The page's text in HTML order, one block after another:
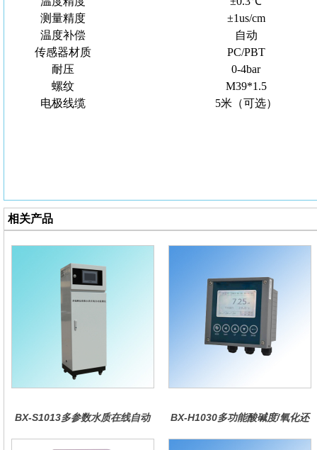
测量精度
±1us/cm
温度补偿
自动
传感器材质
PC/PBT
耐压
0-4bar
螺纹
M39*1.5
电极线缆
5米（可选）
相关产品
BX-S1013多参数水质在线自动
BX-H1030多功能酸碱度/氧化还